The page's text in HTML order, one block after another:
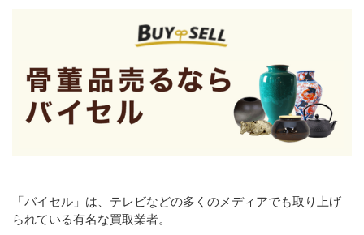
「バイセル」は、テレビなどの多くのメディアでも取り上げ
られている有名な買取業者。